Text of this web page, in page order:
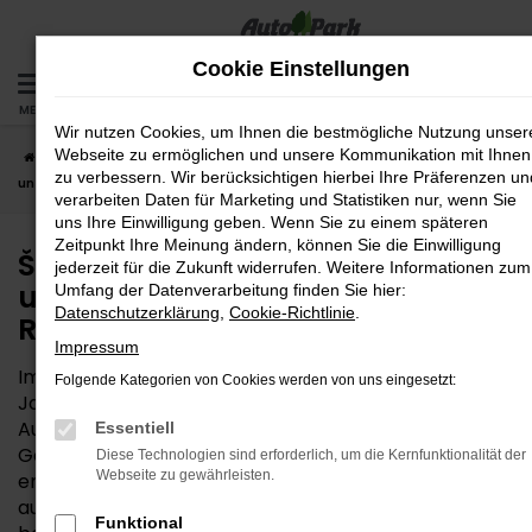
Zum
springen
MENÜ
Startseite Regensburg Škoda
Škoda Jahreswagen – eine
unserer Empfehlungen für Regensburg
Škoda Jahreswagen – eine
unserer Empfehlungen für
Regensburg
Im Sortiment der Gebrauchtwagen nehmen Škoda
Jahreswagen eine Sonderstellung ein. Wir von der
AutoPark GmbH können diese Fahrzeuge guten
Gewissens für Ihre Mobilität in Regensburg
empfehlen, denn hier trifft herausragende Qualität
auf einen überaus attraktiven Preis. Der Name
Cookie Einstellungen
Wir nutzen Cookies, um Ihnen die bestmögliche Nutzung
Webseite zu ermöglichen und unsere Kommunikation mit Ihnen
zu verbessern. Wir berücksichtigen hierbei Ihre Präferenzen
verarbeiten Daten für Marketing und Statistiken nur, wenn Sie
uns Ihre Einwilligung geben. Wenn Sie zu einem späteren
Zeitpunkt Ihre Meinung ändern, können Sie die Einwilligung
jederzeit für die Zukunft widerrufen. Weitere Informationen zum
Umfang der Datenverarbeitung finden Sie hier:
Datenschutzerklärung Cookie-Richtlinie
Impressum
Folgende Kategorien von Cookies werden von uns eingesetzt:
Essentiell
Diese Technologien sind erforderlich, um die Kernfunktionalität der
Webseite zu gewährleisten.
Funktional